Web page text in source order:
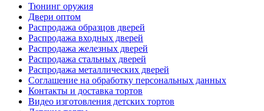
Тюнинг оружия
Двери оптом
Распродажа образцов дверей
Распродажа входных дверей
Распродажа железных дверей
Распродажа стальных дверей
Распродажа металлических дверей
Соглашение на обработку персональных данных
Контакты и доставка тортов
Видео изготовления детских тортов